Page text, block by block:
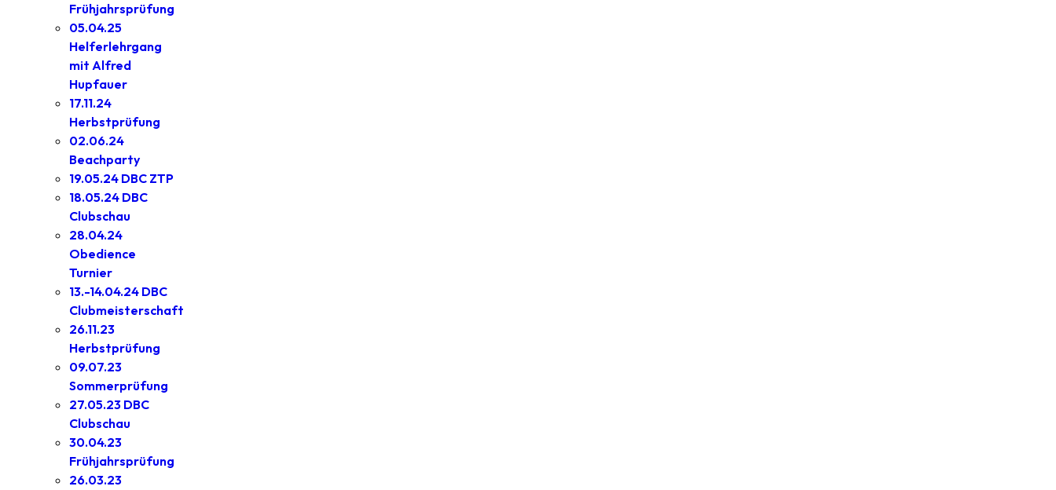
Frühjahrsprüfung
05.04.25
Helferlehrgang
mit Alfred
Hupfauer
17.11.24
Herbstprüfung
02.06.24
Beachparty
19.05.24 DBC ZTP
18.05.24 DBC
Clubschau
28.04.24
Obedience
Turnier
13.-14.04.24 DBC
Clubmeisterschaft
26.11.23
Herbstprüfung
09.07.23
Sommerprüfung
27.05.23 DBC
Clubschau
30.04.23
Frühjahrsprüfung
26.03.23